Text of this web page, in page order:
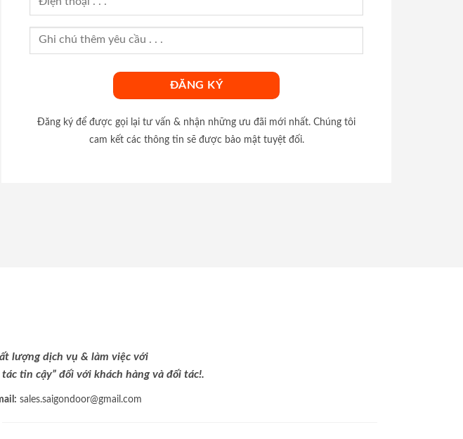
Đăng ký để được gọi lại tư vấn & nhận những ưu đãi mới nhất. Chúng tôi
cam kết các thông tin sẽ được bảo mật tuyệt đối.
lượng dịch vụ & làm việc với
tin cậy” đối với khách hàng và đối tác!.
: sales.saigondoor@gmail.com